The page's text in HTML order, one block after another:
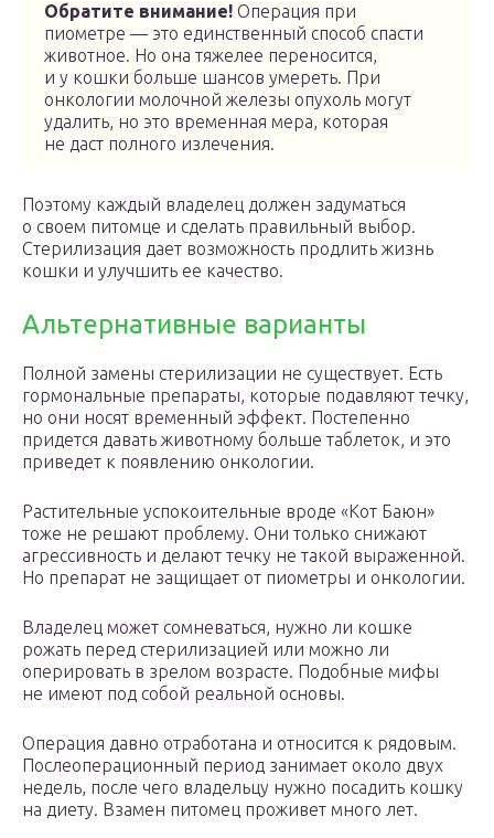
Обратите внимание! Операция при
пиометре — это единственный способ спасти
животное. Но она тяжелее переносится,
и у кошки больше шансов умереть. При
онкологии молочной железы опухоль могут
удалить, но это временная мера, которая
не даст полного излечения.
Поэтому каждый владелец должен задуматься
о своем питомце и сделать правильный выбор.
Стерилизация дает возможность продлить жизнь
кошки и улучшить ее качество.
Альтернативные варианты
Полной замены стерилизации не существует. Есть
гормональные препараты, которые подавляют течку,
но они носят временный эффект. Постепенно
придется давать животному больше таблеток, и это
приведет к появлению онкологии.
Растительные успокоительные вроде «Кот Баюн»
тоже не решают проблему. Они только снижают
агрессивность и делают течку не такой выраженной.
Но препарат не защищает от пиометры и онкологии.
Владелец может сомневаться, нужно ли кошке
рожать перед стерилизацией или можно ли
оперировать в зрелом возрасте. Подобные мифы
не имеют под собой реальной основы.
Операция давно отработана и относится к рядовым.
Послеоперационный период занимает около двух
недель, после чего владельцу нужно посадить кошку
на диету. Взамен питомец проживет много лет.